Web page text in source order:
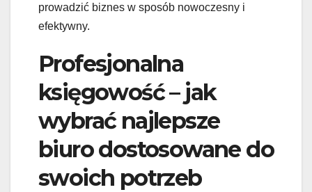
prowadzić biznes w sposób nowoczesny i
efektywny.
Profesjonalna
księgowość – jak
wybrać najlepsze
biuro dostosowane do
swoich potrzeb